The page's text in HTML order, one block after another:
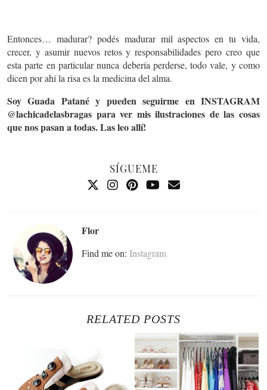
Entonces… madurar? podés madurar mil aspectos en tu vida,
crecer, y asumir nuevos retos y responsabilidades pero creo que
esta parte en particular nunca debería perderse, todo vale, y como
dicen por ahí la risa es la medicina del alma.
Soy Guada Patané y pueden seguirme en INSTAGRAM
@lachicadelasbragas para ver mis ilustraciones de las cosas
que nos pasan a todas. Las leo allí!
SÍGUEME
Flor
Find me on: Instagram
RELATED POSTS